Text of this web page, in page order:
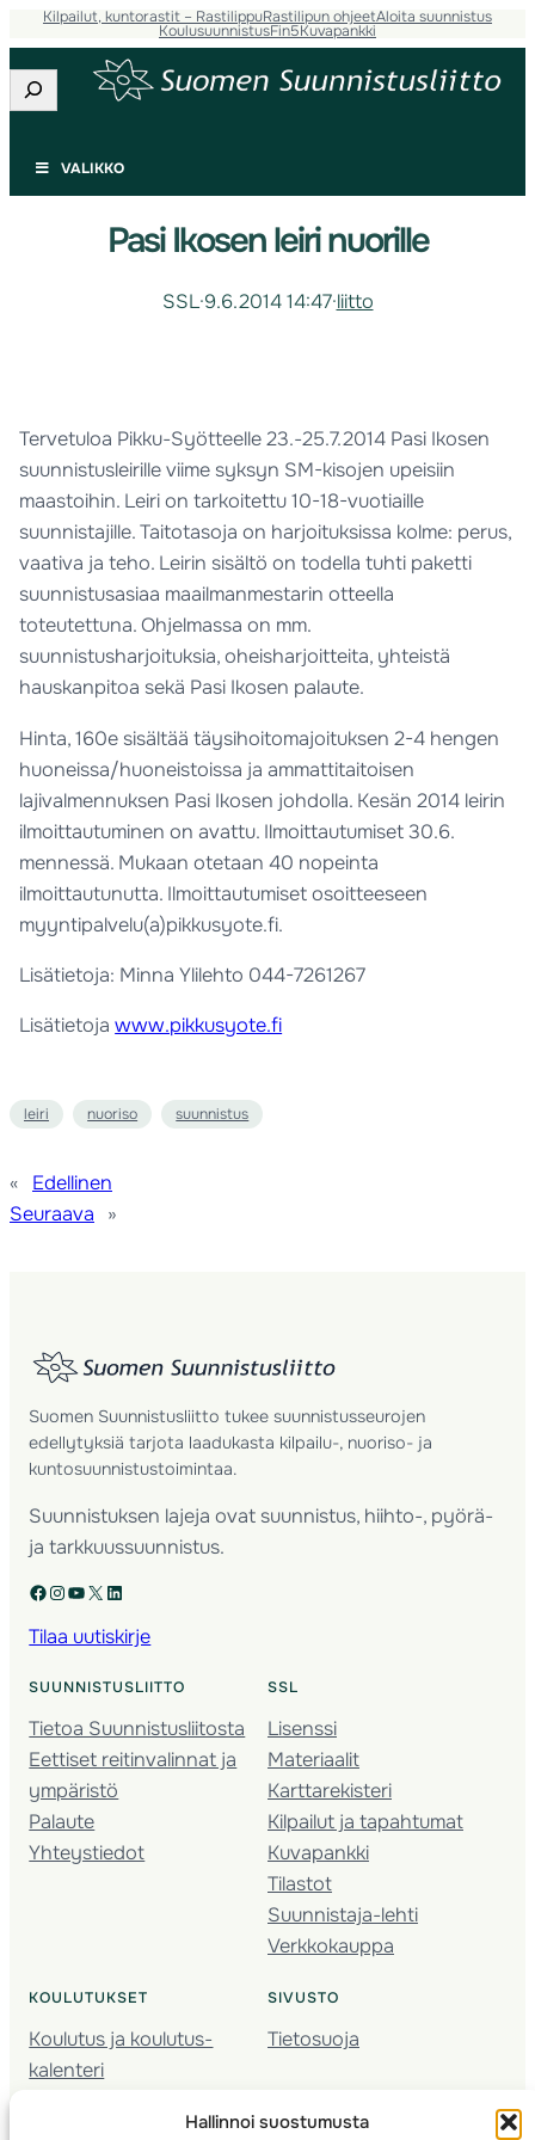
Hallinnoi suostumusta
Kilpailut, kuntorastit – RastilippuRastilipun ohjeetAloita suunnistus
KoulusuunnistusFin5Kuvapankki
Etsi
VALIKKO
Pasi Ikosen leiri nuorille
SSL·9.6.2014 14:47·liitto
Tervetuloa Pikku-Syötteelle 23.-25.7.2014 Pasi Ikosen
suunnistusleirille viime syksyn SM-kisojen upeisiin
maastoihin. Leiri on tarkoitettu 10-18-vuotiaille
suunnistajille. Taitotasoja on harjoituksissa kolme: perus,
vaativa ja teho. Leirin sisältö on todella tuhti paketti
suunnistusasiaa maailmanmestarin otteella
toteutettuna. Ohjelmassa on mm.
suunnistusharjoituksia, oheisharjoitteita, yhteistä
hauskanpitoa sekä Pasi Ikosen palaute.
Hinta, 160e sisältää täysihoitomajoituksen 2-4 hengen
huoneissa/huoneistoissa ja ammattitaitoisen
lajivalmennuksen Pasi Ikosen johdolla. Kesän 2014 leirin
ilmoittautuminen on avattu. Ilmoittautumiset 30.6.
mennessä. Mukaan otetaan 40 nopeinta
ilmoittautunutta. Ilmoittautumiset osoitteeseen
myyntipalvelu(a)pikkusyote.fi.
Lisätietoja: Minna Ylilehto 044-7261267
Lisätietojawww.pikkusyote.fi
leiri nuoriso suunnistus
«
Edellinen
Seuraava
»
Suomen Suunnistusliitto tukee suunnistusseurojen
edellytyksiä tarjota laadukasta kilpailu-, nuoriso- ja
kuntosuunnistustoimintaa.
Suunnistuksen lajeja ovat suunnistus, hiihto-, pyörä-
ja tarkkuussuunnistus.
Facebook Instagram YouTube X LinkedIn
Tilaa uutiskirje
SUUNNISTUSLIITTO
Tietoa Suunnistusliitosta
Eettiset reitinvalinnat ja
ympäristö
Palaute
Yhteystiedot
SSL
Lisenssi
Materiaalit
Karttarekisteri
Kilpailut ja tapahtumat
Kuvapankki
Tilastot
Suunnistaja-lehti
Verkkokauppa
KOULUTUKSET
Koulutus ja koulutus­
kalenteri
Seura­kehittäminen
SIVUSTO
Tietosuoja